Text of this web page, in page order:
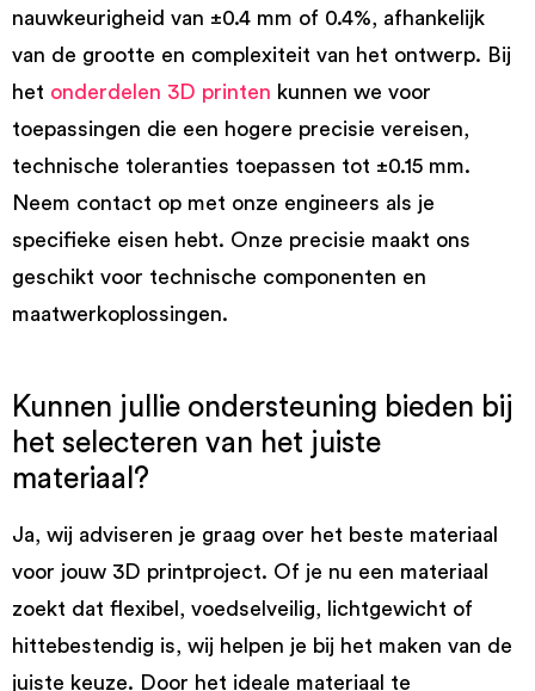
nauwkeurigheid van ±0.4 mm of 0.4%, afhankelijk
van de grootte en complexiteit van het ontwerp. Bij
het onderdelen 3D printen kunnen we voor
toepassingen die een hogere precisie vereisen,
technische toleranties toepassen tot ±0.15 mm.
Neem contact op met onze engineers als je
specifieke eisen hebt. Onze precisie maakt ons
geschikt voor technische componenten en
maatwerkoplossingen.
Kunnen jullie ondersteuning bieden bij
het selecteren van het juiste
materiaal?
Ja, wij adviseren je graag over het beste materiaal
voor jouw 3D printproject. Of je nu een materiaal
zoekt dat flexibel, voedselveilig, lichtgewicht of
hittebestendig is, wij helpen je bij het maken van de
juiste keuze. Door het ideale materiaal te